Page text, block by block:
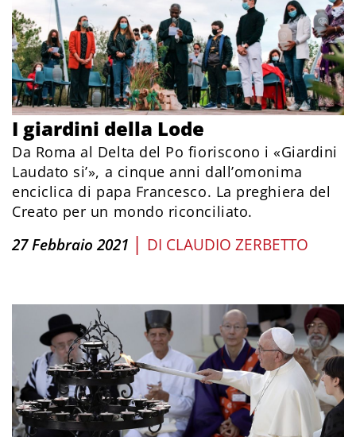
I giardini della Lode
Da Roma al Delta del Po fioriscono i «Giardini
Laudato si’», a cinque anni dall’omonima
enciclica di papa Francesco. La preghiera del
Creato per un mondo riconciliato.
27 Febbraio 2021 | DI CLAUDIO ZERBETTO